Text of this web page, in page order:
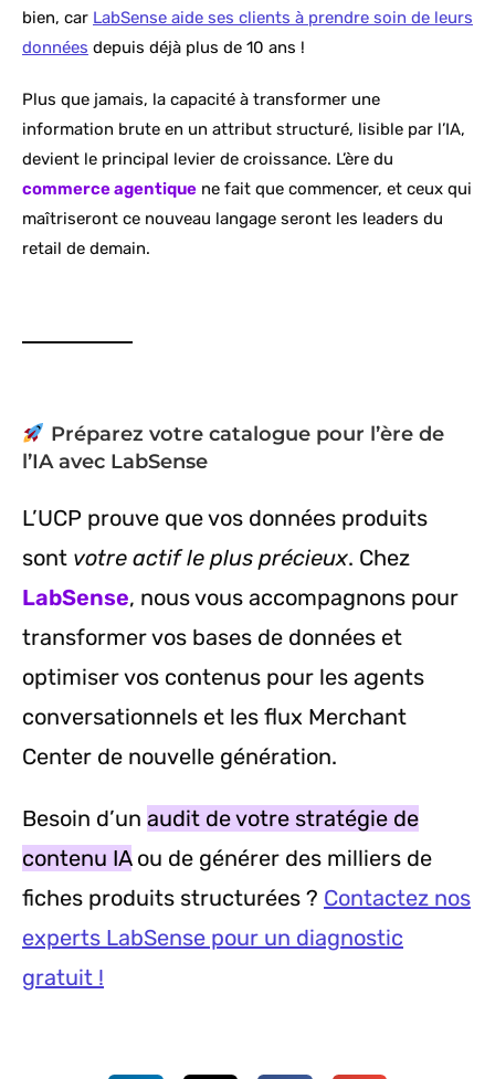
bien, car LabSense aide ses clients à prendre soin de leurs
données depuis déjà plus de 10 ans !
Plus que jamais, la capacité à transformer une
information brute en un attribut structuré, lisible par l’IA,
devient le principal levier de croissance. L’ère du
commerce agentique ne fait que commencer, et ceux qui
maîtriseront ce nouveau langage seront les leaders du
retail de demain.
Préparez votre catalogue pour l’ère de
l’IA avec LabSense
L’UCP prouve que vos données produits
sont votre actif le plus précieux. Chez
LabSense, nous vous accompagnons pour
transformer vos bases de données et
optimiser vos contenus pour les agents
conversationnels et les flux Merchant
Center de nouvelle génération.
Besoin d’un audit de votre stratégie de
contenu IAou de générer des milliers de
fiches produits structurées ? Contactez nos
experts LabSense pour un diagnostic
gratuit !